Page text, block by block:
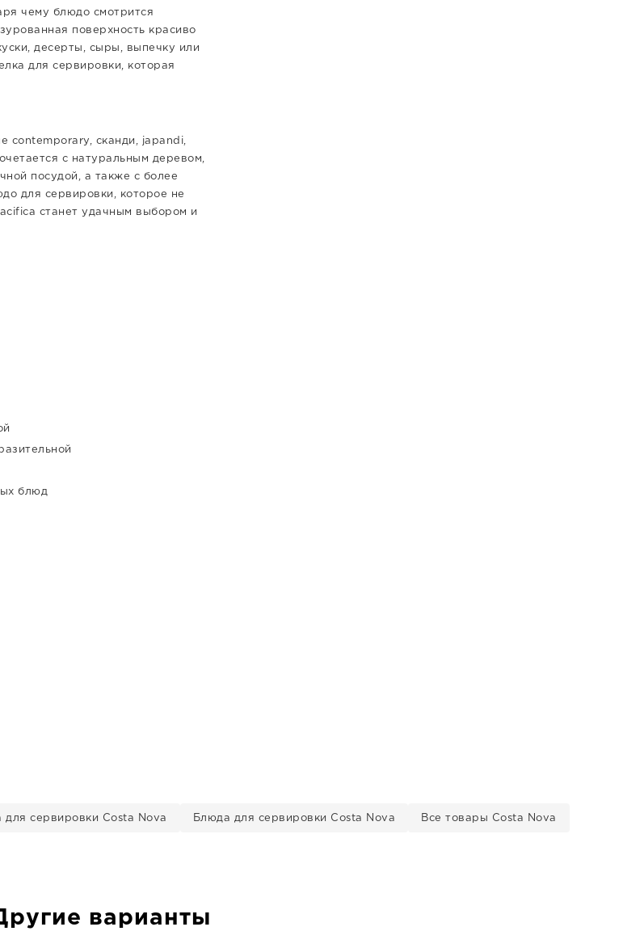
чему блюдо смотрится
поверхность красиво
десерты, сыры, выпечку или
для сервировки, которая
contemporary, сканди, japandi,
с натуральным деревом,
посудой, а также с более
для сервировки, которое не
станет удачным выбором и
блюд
для сервировки Costa Nova Блюда для сервировки Costa Nova Все товары Costa Nova
варианты